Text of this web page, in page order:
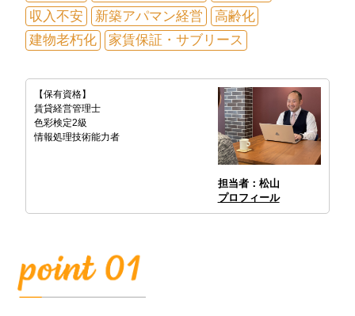
収入不安
新築アパマン経営
高齢化
建物老朽化
家賃保証・サブリース
【保有資格】
賃貸経営管理士
色彩検定2級
情報処理技術能力者
担当者：松山
プロフィール